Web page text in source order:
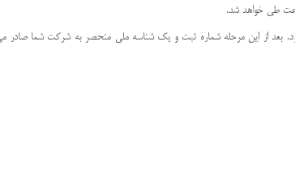
طی خواهد شد.
بعد از این مرحله شماره ثبت و یک شناسه ملی منحصر به شرکت شما صادر